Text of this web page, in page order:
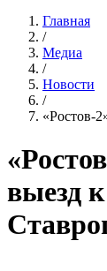
Главная
/
Медиа
/
Новости
/
«Ростов-
выезд